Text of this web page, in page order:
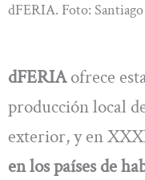
dFERIA. Foto:
dFERIAofrece
producción local
exterior, y en
en los países de